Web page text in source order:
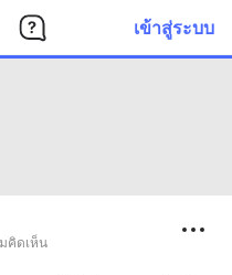
เข้าสู่ระบบ
คิดเห็น